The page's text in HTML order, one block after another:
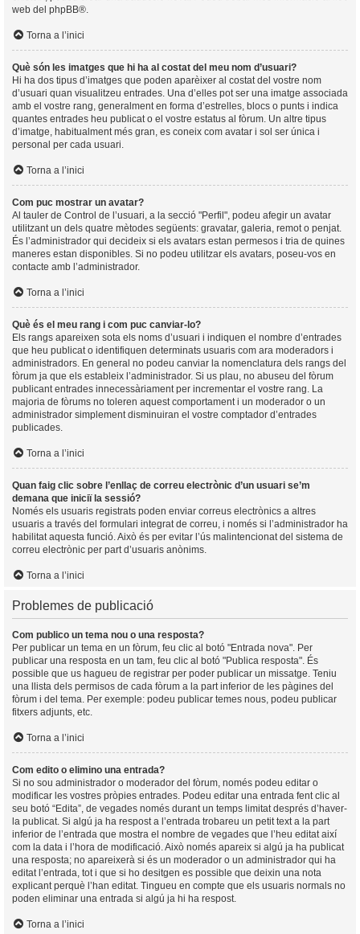
web del phpBB®.
Torna a l’inici
Què són les imatges que hi ha al costat del meu nom d’usuari?
Hi ha dos tipus d’imatges que poden aparèixer al costat del vostre nom
d’usuari quan visualitzeu entrades. Una d’elles pot ser una imatge associada
amb el vostre rang, generalment en forma d’estrelles, blocs o punts i indica
quantes entrades heu publicat o el vostre estatus al fòrum. Un altre tipus
d’imatge, habitualment més gran, es coneix com avatar i sol ser única i
personal per cada usuari.
Torna a l’inici
Com puc mostrar un avatar?
Al tauler de Control de l’usuari, a la secció "Perfil", podeu afegir un avatar
utilitzant un dels quatre mètodes següents: gravatar, galeria, remot o penjat.
És l’administrador qui decideix si els avatars estan permesos i tria de quines
maneres estan disponibles. Si no podeu utilitzar els avatars, poseu-vos en
contacte amb l’administrador.
Torna a l’inici
Què és el meu rang i com puc canviar-lo?
Els rangs apareixen sota els noms d’usuari i indiquen el nombre d’entrades
que heu publicat o identifiquen determinats usuaris com ara moderadors i
administradors. En general no podeu canviar la nomenclatura dels rangs del
fòrum ja que els estableix l’administrador. Si us plau, no abuseu del fòrum
publicant entrades innecessàriament per incrementar el vostre rang. La
majoria de fòrums no toleren aquest comportament i un moderador o un
administrador simplement disminuiran el vostre comptador d’entrades
publicades.
Torna a l’inici
Quan faig clic sobre l’enllaç de correu electrònic d’un usuari se’m
demana que iniciï la sessió?
Només els usuaris registrats poden enviar correus electrònics a altres
usuaris a través del formulari integrat de correu, i només si l’administrador ha
habilitat aquesta funció. Això és per evitar l’ús malintencionat del sistema de
correu electrònic per part d’usuaris anònims.
Torna a l’inici
Problemes de publicació
Com publico un tema nou o una resposta?
Per publicar un tema en un fòrum, feu clic al botó "Entrada nova". Per
publicar una resposta en un tam, feu clic al botó "Publica resposta". És
possible que us hagueu de registrar per poder publicar un missatge. Teniu
una llista dels permisos de cada fòrum a la part inferior de les pàgines del
fòrum i del tema. Per exemple: podeu publicar temes nous, podeu publicar
fitxers adjunts, etc.
Torna a l’inici
Com edito o elimino una entrada?
Si no sou administrador o moderador del fòrum, només podeu editar o
modificar les vostres pròpies entrades. Podeu editar una entrada fent clic al
seu botó “Edita”, de vegades només durant un temps limitat després d’haver-
la publicat. Si algú ja ha respost a l’entrada trobareu un petit text a la part
inferior de l’entrada que mostra el nombre de vegades que l’heu editat així
com la data i l’hora de modificació. Això només apareix si algú ja ha publicat
una resposta; no apareixerà si és un moderador o un administrador qui ha
editat l’entrada, tot i que si ho desitgen es possible que deixin una nota
explicant perquè l’han editat. Tingueu en compte que els usuaris normals no
poden eliminar una entrada si algú ja hi ha respost.
Torna a l’inici